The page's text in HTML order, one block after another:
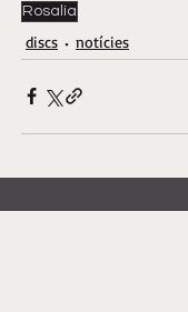
Rosalía
discs notícies